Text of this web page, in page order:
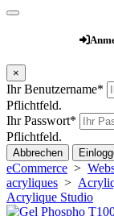
×
Ihr Benutzername*
Pflichtfeld.
Ihr Passwort*
Pflichtfeld.
Abbrechen
eCommerce >
acryliques >
Acrylique Studio